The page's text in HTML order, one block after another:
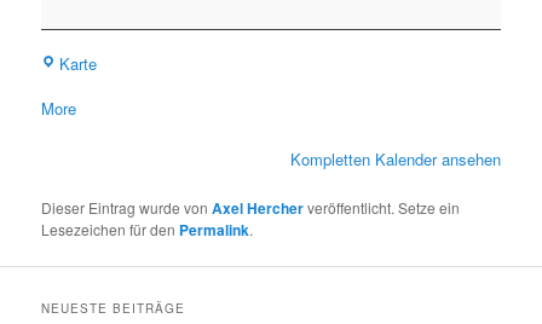
KarteRathaus
Moreabout
Kompletten Kalender ansehen
Dieser Eintrag wurde vonAxel Hercherveröffentlicht. Setze ein
Lesezeichen für den Permalink.
NEUESTE BEITRÄGE